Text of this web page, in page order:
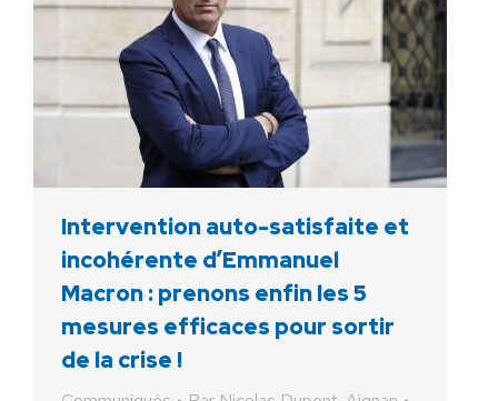
Intervention auto-satisfaite et
incohérente d’Emmanuel
Macron : prenons enfin les 5
mesures efficaces pour sortir
de la crise !